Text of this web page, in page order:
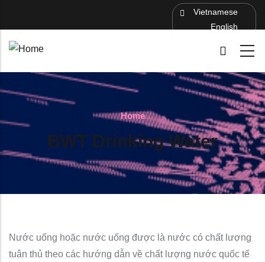
Vietnamese
English
Home
BWT Drinking Water
Nước uống hoặc nước uống được là nước có chất lượng
tuân thủ theo các hướng dẫn về chất lượng nước quốc tế